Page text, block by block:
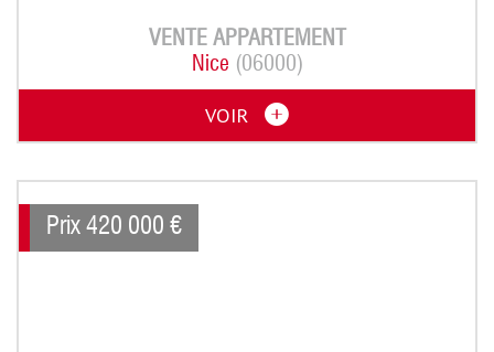
VENTE APPARTEMENT
Nice (06000)
VOIR
Prix 420 000 €